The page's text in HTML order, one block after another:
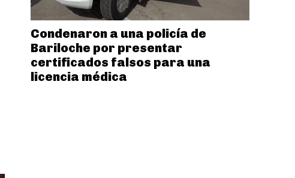
Condenaron a una policía de
Bariloche por presentar
certificados falsos para una
licencia médica